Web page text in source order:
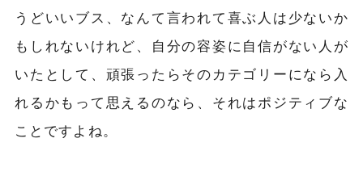
うどいいブス、なんて言われて喜ぶ人は少ないか
もしれないけれど、自分の容姿に自信がない人が
いたとして、頑張ったらそのカテゴリーになら入
れるかもって思えるのなら、それはポジティブな
ことですよね。